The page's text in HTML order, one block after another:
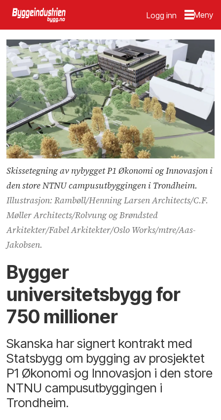
Logg inn
Skissetegning av nybygget P1 Økonomi og Innovasjon i
den store NTNU campusutbyggingen i Trondheim.
Illustrasjon: Rambøll/Henning Larsen Architects/C.F.
Møller Architects/Rolvung og Brøndsted
Arkitekter/Fabel Arkitekter/Oslo Works/mtre/Aas-
Jakobsen.
Bygger
universitetsbygg for
750 millioner
Skanska har signert kontrakt med
Statsbygg om bygging av prosjektet
P1 Økonomi og Innovasjon i den store
NTNU campusutbyggingen i
Trondheim.